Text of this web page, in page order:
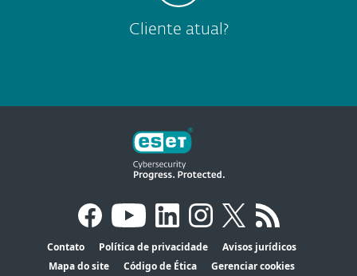
Cliente atual?
Contato Política de privacidade
Avisos jurídicos
Mapa do site
Código de Ética Gerenciar cookies